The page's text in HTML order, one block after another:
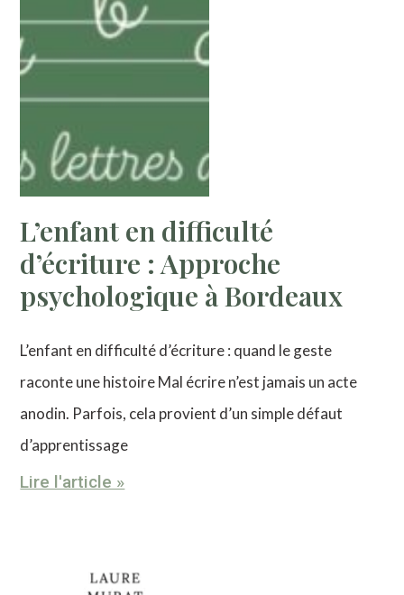
L’enfant en difficulté
d’écriture : Approche
psychologique à Bordeaux
L’enfant en difficulté d’écriture : quand le geste
raconte une histoire Mal écrire n’est jamais un acte
anodin. Parfois, cela provient d’un simple défaut
d’apprentissage
Lire l'article »